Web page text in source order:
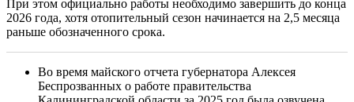
При этом официально работы необходимо завершить до конца
2026 года, хотя отопительный сезон начинается на 2,5 месяца
раньше обозначенного срока.
Во время майского отчета губернатора Алексея
Беспрозванных о работе правительства